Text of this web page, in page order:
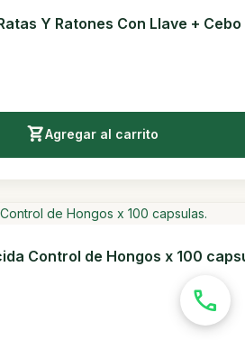
Y Ratones Con Llave + Cebo
Agregar al carrito
Control de Hongos x 100
phone